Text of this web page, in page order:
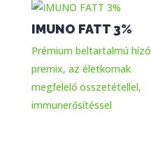
IMUNO FATT 3%
Prémium beltartalmú hízó
premix, az életkornak
megfelelő összetétellel,
immunerősítéssel